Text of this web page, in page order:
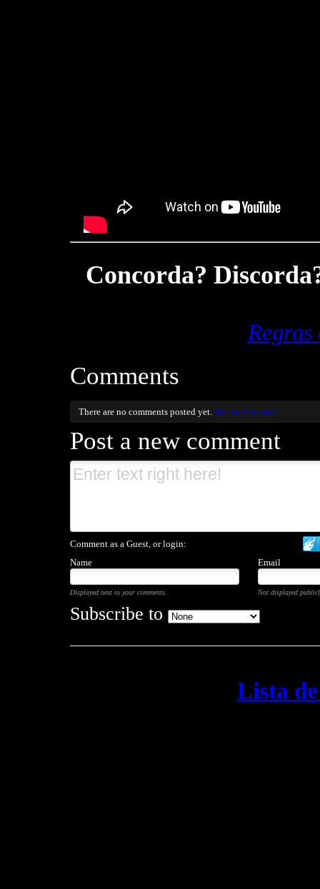
Concorda?
Regras
Comments
There are no comments posted yet. Be the first one!
Post a new comment
Comment as a Guest, or login:
Name
Email
Displayed next to your comments. Not displayed
Subscribe to
Lista